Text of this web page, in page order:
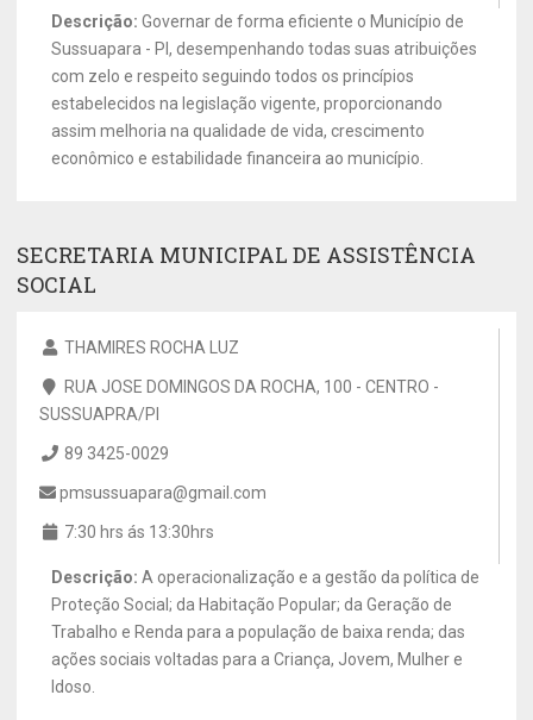
Descrição: Governar de forma eficiente o Município de
Sussuapara - PI, desempenhando todas suas atribuições
com zelo e respeito seguindo todos os princípios
estabelecidos na legislação vigente, proporcionando
assim melhoria na qualidade de vida, crescimento
econômico e estabilidade financeira ao município.
SECRETARIA MUNICIPAL DE ASSISTÊNCIA
SOCIAL
THAMIRES ROCHA LUZ
RUA JOSE DOMINGOS DA ROCHA, 100 - CENTRO -
SUSSUAPRA/PI
89 3425-0029
pmsussuapara@gmail.com
7:30 hrs ás 13:30hrs
Descrição: A operacionalização e a gestão da política de
Proteção Social; da Habitação Popular; da Geração de
Trabalho e Renda para a população de baixa renda; das
ações sociais voltadas para a Criança, Jovem, Mulher e
Idoso.